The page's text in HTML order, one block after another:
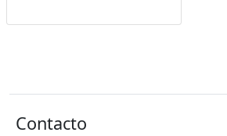
Contacto